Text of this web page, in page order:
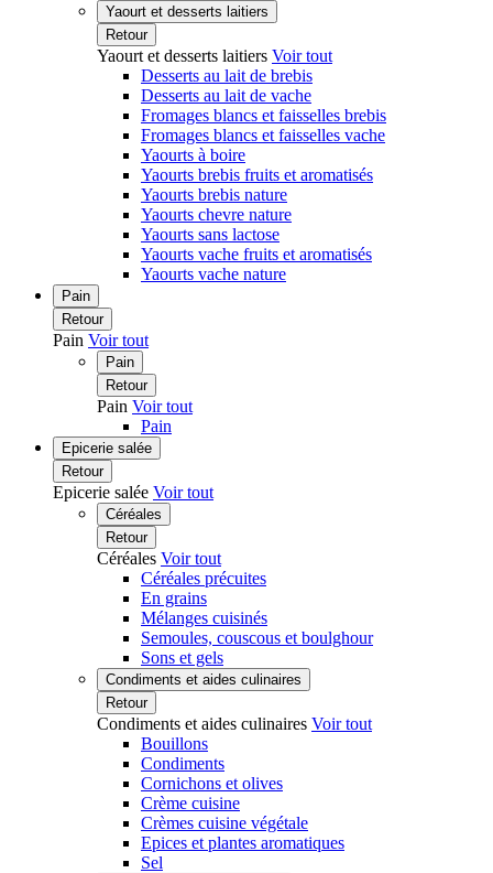
Yaourt et desserts laitiers
Retour
Yaourt et desserts laitiers Voir tout
Desserts au lait de brebis
Desserts au lait de vache
Fromages blancs et faisselles brebis
Fromages blancs et faisselles vache
Yaourts à boire
Yaourts brebis fruits et aromatisés
Yaourts brebis nature
Yaourts chevre nature
Yaourts sans lactose
Yaourts vache fruits et aromatisés
Yaourts vache nature
Pain
Retour
Pain Voir tout
Pain
Retour
Pain Voir tout
Pain
Epicerie salée
Retour
Epicerie salée Voir tout
Céréales
Retour
Céréales Voir tout
Céréales précuites
En grains
Mélanges cuisinés
Semoules, couscous et boulghour
Sons et gels
Condiments et aides culinaires
Retour
Condiments et aides culinaires Voir tout
Bouillons
Condiments
Cornichons et olives
Crème cuisine
Crèmes cuisine végétale
Epices et plantes aromatiques
Sel